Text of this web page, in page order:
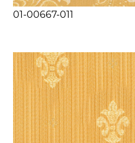
01-00667-011